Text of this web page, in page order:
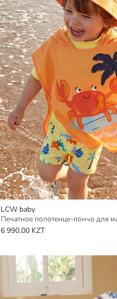
LCW baby
Печатное полотенце-пончо для
6 990,00 KZT